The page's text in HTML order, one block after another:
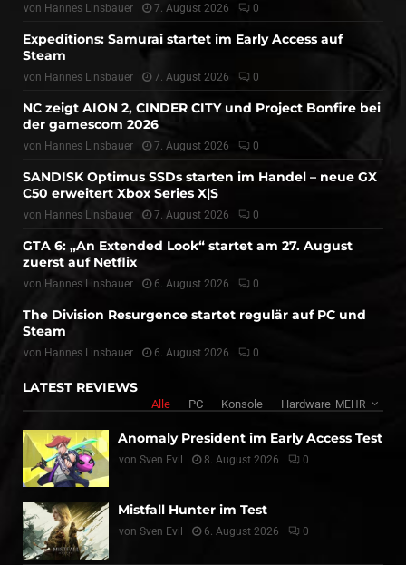
von Hannes Linsbauer 7. August 2026 0
Expeditions: Samurai startet im Early Access auf
Steam
von Hannes Linsbauer 7. August 2026 0
NC zeigt AION 2, CINDER CITY und Project Bonfire bei
der gamescom 2026
von Hannes Linsbauer 7. August 2026 0
SANDISK Optimus SSDs starten im Handel – neue GX
C50 erweitert Xbox Series X|S
von Hannes Linsbauer 7. August 2026 0
GTA 6: „An Extended Look“ startet am 27. August
zuerst auf Netflix
von Hannes Linsbauer 6. August 2026 0
The Division Resurgence startet regulär auf PC und
Steam
von Hannes Linsbauer 6. August 2026 0
LATEST REVIEWS
Alle PC Konsole Hardware MEHR
Anomaly President im Early Access Test
von Sven Evil 8. August 2026 0
Mistfall Hunter im Test
von Sven Evil 6. August 2026 0